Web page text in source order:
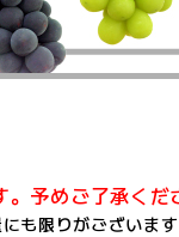
予めご了承くだ
も限りがございま